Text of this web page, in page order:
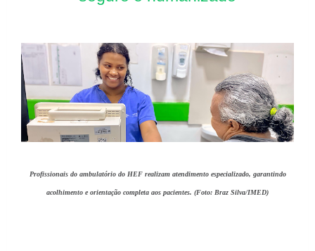
Profissionais do ambulatório do HEF realizam atendimento especializado, garantindo
acolhimento e orientação completa aos pacientes. (Foto: Braz Silva/IMED)